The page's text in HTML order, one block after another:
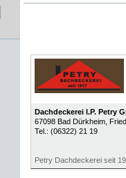
Dachdeckerei I.P. Petry
67098 Bad Dürkheim,
Tel.: (06322) 21 19
Petry Dachdeckerei seit